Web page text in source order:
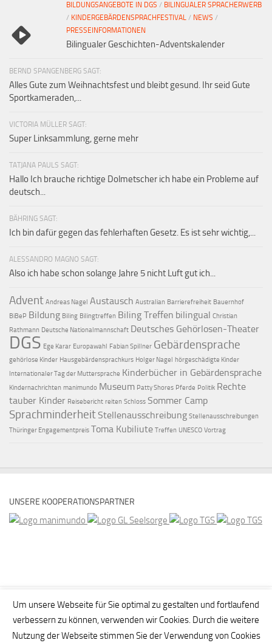
BILDUNGSANGEBOTE IN DGS / BILINGUALER SPRACHERWERB
/ KINDERGEBÄRDENSPRACHFESTIVAL / NEWS /
PRESSEINFORMATIONEN
Bilingualer Geschichten-Adventskalender
BERND SPANGENBERG SAGT:
Alles Gute zum Weihnachtsfest und bleibt gesund. Ihr seid Gute
Sportkameraden,...
VICTORIA MÜLLER SAGT:
Super Linksammlung, gerne mehr
TATJANA PAULS SAGT:
Hallo Ich brauche richtige Dolmetscher ich habe ein Probleme auf
deutsch...
BÄHRING SAGT:
Ich bin dafür gegen das fehlerhaften Gesetz. Es ist sehr wichtig,...
ALESSANDRO MAGNO SAGT:
Also ich habe schon solange Jahre 5 nicht Luft gut ich...
Advent Andreas Nagel Austausch Australian Barrierefreiheit Bauernhof
BiBeP Bildung Biling Bilingtreffen Biling Treffen bilingual Christian
Rathmann Deutsche Nationalmannschaft Deutsches Gehörlosen-Theater
DGS Ege Karar Europawahl Fabian Spillner Gebärdensprache
gehörlose Kinder Hausgebärdensprachkurs Holger Nagel
hörgeschädigte Kinder
Internationaler Tag der Muttersprache Kinderbücher in Gebärdensprache
Kindernachrichten manimundo Museum Patty Shores Pferde Politik Rechte
tauber Kinder Reisebericht reiten Schloss Sommer Camp
Sprachminderheit Stellenausschreibung Stellenausschreibungen
Thüringer Engagementpreis Toma Kubiliute Treffen UNESCO Vortrag
UNSERE KOOPERATIONSPARTNER
Um unsere Webseite für Sie optimal zu gestalten und fortlaufend
verbessern zu können, verwenden wir Cookies. Durch die weitere
Nutzung der Webseite stimmen Sie der Verwendung von Cookies